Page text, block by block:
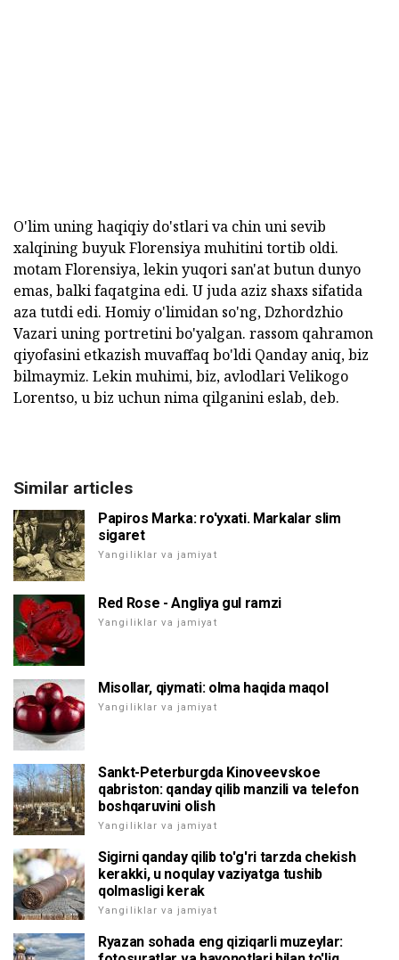
O'lim uning haqiqiy do'stlari va chin uni sevib
xalqining buyuk Florensiya muhitini tortib oldi.
motam Florensiya, lekin yuqori san'at butun dunyo
emas, balki faqatgina edi. U juda aziz shaxs sifatida
aza tutdi edi. Homiy o'limidan so'ng, Dzhordzhio
Vazari uning portretini bo'yalgan. rassom qahramon
qiyofasini etkazish muvaffaq bo'ldi Qanday aniq, biz
bilmaymiz. Lekin muhimi, biz, avlodlari Velikogo
Lorentso, u biz uchun nima qilganini eslab, deb.
Similar articles
Papiros Marka: ro'yxati. Markalar slim
sigaret
Yangiliklar va jamiyat
Red Rose - Angliya gul ramzi
Yangiliklar va jamiyat
Misollar, qiymati: olma haqida maqol
Yangiliklar va jamiyat
Sankt-Peterburgda Kinoveevskoe
qabriston: qanday qilib manzili va telefon
boshqaruvini olish
Yangiliklar va jamiyat
Sigirni qanday qilib to'g'ri tarzda chekish
kerakki, u noqulay vaziyatga tushib
qolmasligi kerak
Yangiliklar va jamiyat
Ryazan sohada eng qiziqarli muzeylar: